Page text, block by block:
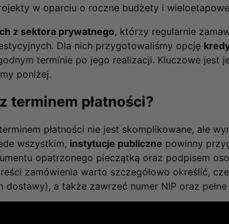
w oparciu o roczne budżety i
z sektora prywatnego, którzy regularnie
Dla nich przygotowaliśmy opcję
terminie po jego realizacji. Kluczowe jest
poniżej.
terminem płatności?
płatności nie jest skomplikowane, ale
wszystkim, instytucje publiczne powinny
opatrzonego pieczątką oraz podpisem
zamówienia warto szczegółowo określić,
a także zawrzeć numer NIP oraz
, to w przypadku